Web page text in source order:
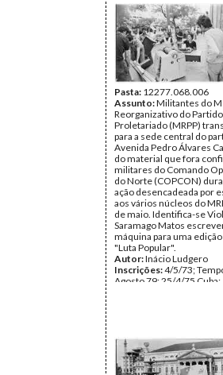
Pasta: 12277.068.006
Assunto:Militantes do
Reorganizativo do
Proletariado (MRPP)
para a sede central do
Avenida Pedro Álvares
do material que fora
militares do Comando
do Norte (COPCON)
ação desencadeada por
aos vários núcleos do
de maio. Identifica-se
Saramago Matos
máquina para uma
"Luta Popular".
Autor:Inácio Ludgero
Inscrições:4/5/73;
Agosto 79; 25/4/75
Página(s):1